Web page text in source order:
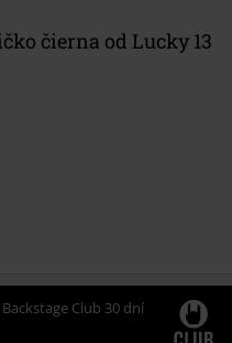
čierna od Lucky 13
Club 30 dní